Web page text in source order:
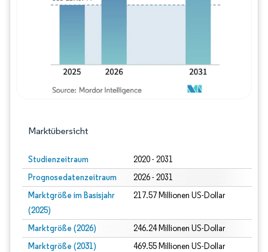
Marktübersicht
Studienzeitraum 2020 - 2031
Prognosedatenzeitraum 2026 - 2031
Marktgröße im Basisjahr
(2025)
217.57 Millionen US-Dollar
Marktgröße (2026) 246.24 Millionen US-Dollar
Marktgröße (2031) 469.55 Millionen US-Dollar